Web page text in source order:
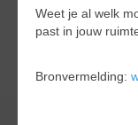
Weet je al welk
past in jouw
Bronvermelding: